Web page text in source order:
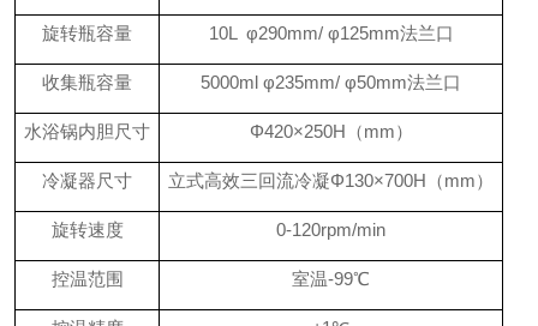
旋转瓶容量 10L φ290mm/ φ125mm法兰口
收集瓶容量 5000ml φ235mm/ φ50mm法兰口
水浴锅内胆尺寸 Φ420×250H（mm）
冷凝器尺寸 立式高效三回流冷凝Φ130×700H（mm）
旋转速度 0-120rpm/min
控温范围 室温-99℃